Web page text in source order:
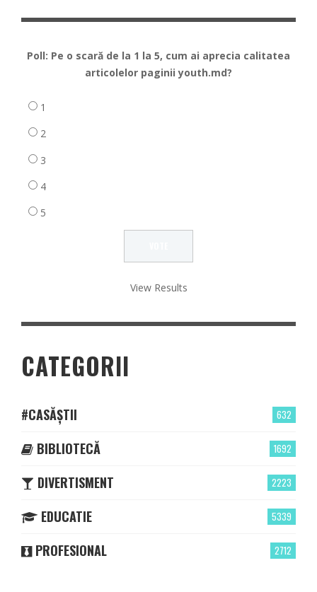
Poll: Pe o scară de la 1 la 5, cum ai aprecia calitatea
articolelor paginii youth.md?
1
2
3
4
5
View Results
CATEGORII
632
#CASĂȘTII
1692
BIBLIOTECĂ
2223
DIVERTISMENT
5339
EDUCATIE
2712
PROFESIONAL